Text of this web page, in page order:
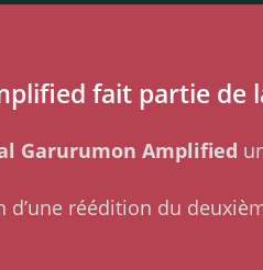
fait partie de
Garurumon Amplified
réédition du